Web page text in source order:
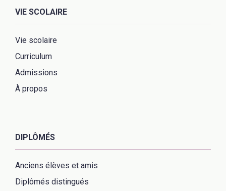
VIE SCOLAIRE
Vie scolaire
Curriculum
Admissions
À propos
DIPLÔMÉS
Anciens élèves et amis
Diplômés distingués